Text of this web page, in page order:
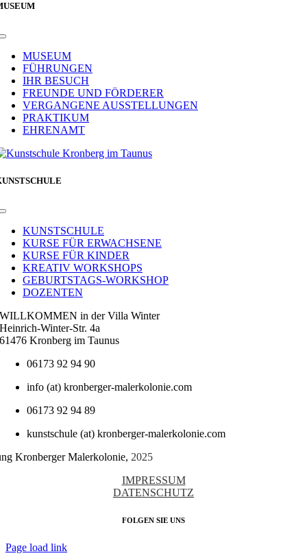
Toggle
NavigationMUSEUM
FÜHRUNGEN
IHR BESUCH
FREUNDE UND FÖRDERER
VERGANGENE AUSSTELLUNGEN
PRAKTIKUM
EHRENAMT
Toggle
NavigationKUNSTSCHULE
KURSE FÜR ERWACHSENE
KURSE FÜR KINDER
KREATIV WORKSHOPS
GEBURTSTAGS-WORKSHOP
DOZENTEN
WILLKOMMEN in der Villa Winter
Heinrich-Winter-Str. 4a
61476 Kronberg im Taunus
06173 92 94 90
info (at) kronberger-malerkolonie.com
06173 92 94 89
kunstschule (at) kronberger-malerkolonie.com
Kronberger Malerkolonie, 2025
IMPRESSUM
DATENSCHUTZ
FOLGEN SIE UNS
Page load link